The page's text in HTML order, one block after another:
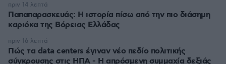
Παπαπαρασκευάς: Η ιστορία πίσω από την πιο διάσημη
καριόκα της Βόρειας Ελλάδας
πριν 14 λεπτά
Πώς τα data centers έγιναν νέο πεδίο πολιτικής
σύγκρουσης στις ΗΠΑ - Η απρόσμενη συμμαχία δεξιάς
πριν 16 λεπτά